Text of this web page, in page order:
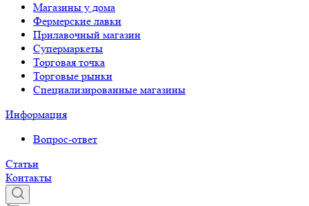
Магазины у дома
Фермерские лавки
Прилавочный магазин
Супермаркеты
Торговая точка
Торговые рынки
Специализированные магазины
Информация
Вопрос-ответ
Статьи
Контакты